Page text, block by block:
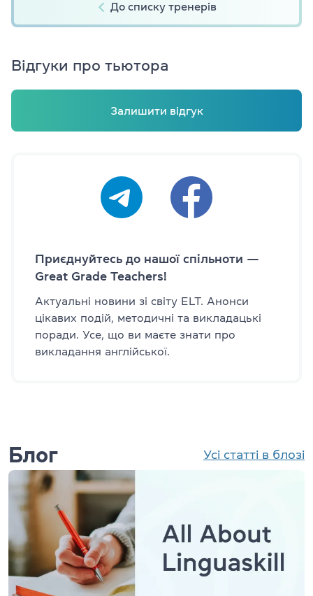
До списку тренерів
Відгуки про тьютора
Залишити відгук
Приєднуйтесь до нашої спільноти —
Great Grade Teachers!
Актуальні новини зі світу ELT. Анонси
цікавих подій, методичні та викладацькі
поради. Усе, що ви маєте знати про
викладання англійської.
Блог Усі статті в блозі